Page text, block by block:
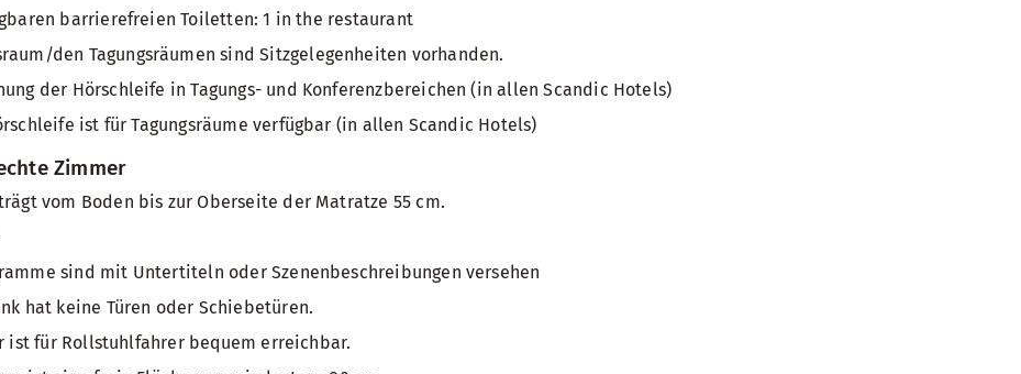
barrierefreien Toiletten: 1 in the restaurant
den Tagungsräumen sind Sitzgelegenheiten vorhanden.
der Hörschleife in Tagungs- und Konferenzbereichen (in allen Scandic Hotels)
ist für Tagungsräume verfügbar (in allen Scandic Hotels)
Zimmer
vom Boden bis zur Oberseite der Matratze 55 cm.
sind mit Untertiteln oder Szenenbeschreibungen versehen
hat keine Türen oder Schiebetüren.
ist für Rollstuhlfahrer bequem erreichbar.